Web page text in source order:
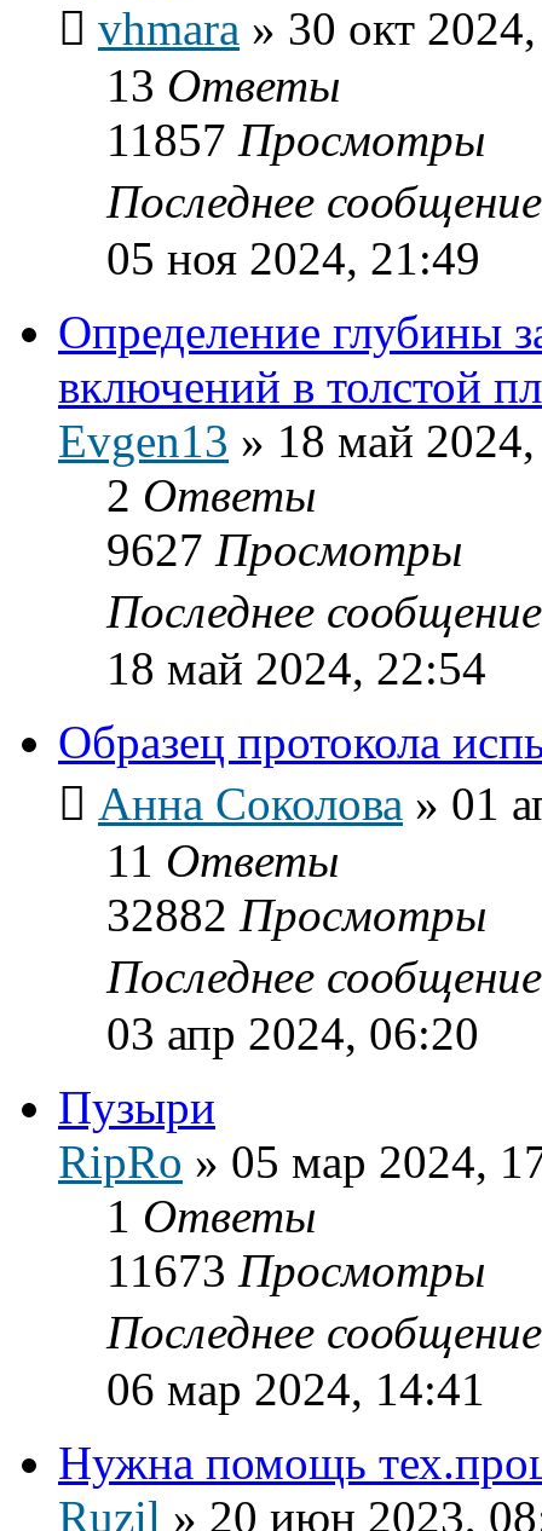
vhmara » 30 окт
13 Ответы
11857 Просмотры
Последнее
05 ноя 2024, 21:49
Определение глубины
включений в толстой
Evgen13 » 18 май
2 Ответы
9627 Просмотры
Последнее
18 май 2024, 22:54
Образец протокола
Анна Соколова » 01
11 Ответы
32882 Просмотры
Последнее
03 апр 2024, 06:20
Пузыри
RipRo » 05 мар 2024,
1 Ответы
11673 Просмотры
Последнее
06 мар 2024, 14:41
Нужна помощь
Ruzil » 20 июн 2023,